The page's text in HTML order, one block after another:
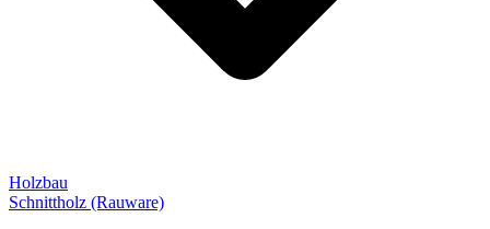
Holzbau
Schnittholz (Rauware)